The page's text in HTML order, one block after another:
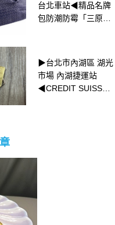
台北車站◀精品名牌
包防潮防霉「三原
▶台北市內湖區 湖光
市場 內湖捷運站
◀CREDIT SUISSE
市場 內湖捷運站
◀Panerai Luminor
▶台北市大安區 捷運
忠孝復興站◀黃金飾
品的刻印意義